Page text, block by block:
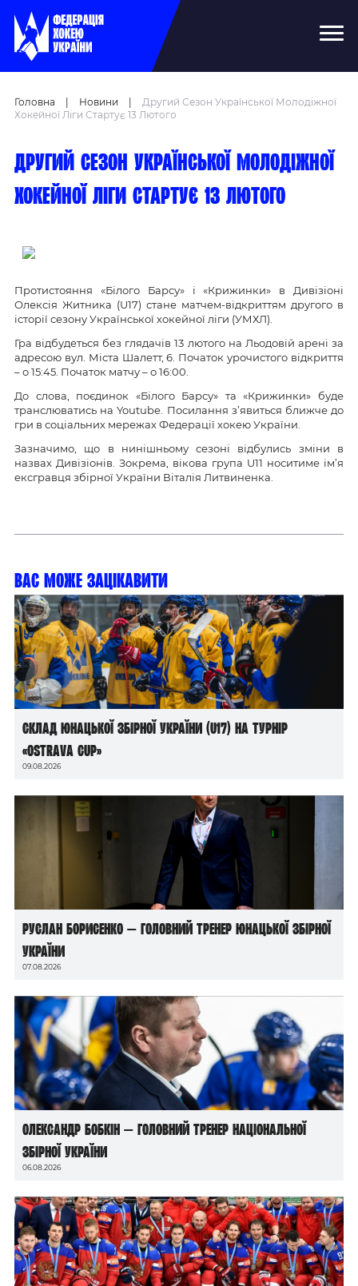
Головна Новини
Другий Сезон Української Молодіжної
Хокейної Ліги Стартує 13 Лютого
Другий сезон Української молодіжної
хокейної ліги стартує 13 лютого
Протистояння «Білого Барсу» і «Крижинки» в Дивізіоні
Олексія Житника (U17) стане матчем-відкриттям другого в
історії сезону Української хокейної ліги (УМХЛ).
Гра відбудеться без глядачів 13 лютого на Льодовій арені за
адресою вул. Міста Шалетт, 6. Початок урочистого відкриття
– о 15:45. Початок матчу – о 16:00.
До слова, поєдинок «Білого Барсу» та «Крижинки» буде
транслюватись на Youtube. Посилання з’явиться ближче до
гри в соціальних мережах Федерації хокею України.
Зазначимо, що в нинішньому сезоні відбулись зміни в
назвах Дивізіонів. Зокрема, вікова група U11 носитиме ім’я
ексгравця збірної України Віталія Литвиненка.
Вас може зацікавити
Склад юнацької збірної України (U17) на турнір
«Ostrava Cup»
09.08.2026
Руслан Борисенко — головний тренер юнацької збірної
України
07.08.2026
Олександр Бобкін — головний тренер національної
збірної України
06.08.2026